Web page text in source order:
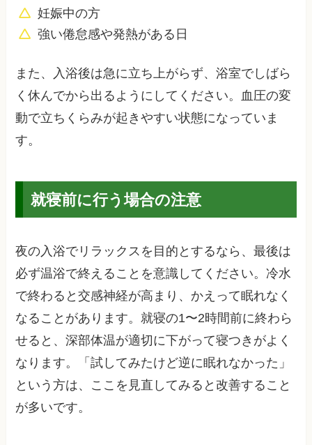
妊娠中の方
強い倦怠感や発熱がある日
また、入浴後は急に立ち上がらず、浴室でしばら
く休んでから出るようにしてください。血圧の変
動で立ちくらみが起きやすい状態になっていま
す。
就寝前に行う場合の注意
夜の入浴でリラックスを目的とするなら、最後は
必ず温浴で終えることを意識してください。冷水
で終わると交感神経が高まり、かえって眠れなく
なることがあります。就寝の1〜2時間前に終わら
せると、深部体温が適切に下がって寝つきがよく
なります。「試してみたけど逆に眠れなかった」
という方は、ここを見直してみると改善すること
が多いです。